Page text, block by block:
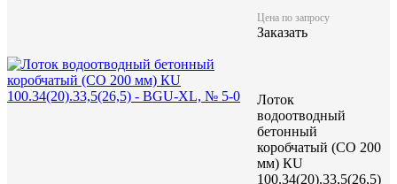
Цена по запросу
Заказать
Лоток
водоотводный
бетонный
коробчатый (CO 200
мм) КU
100.34(20).33,5(26,5)